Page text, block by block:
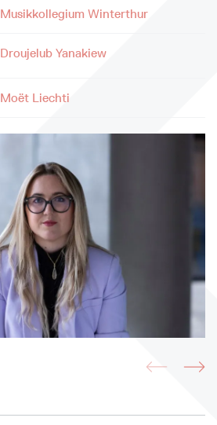
Musikkollegium Winterthur
Droujelub Yanakiew
Moët Liechti